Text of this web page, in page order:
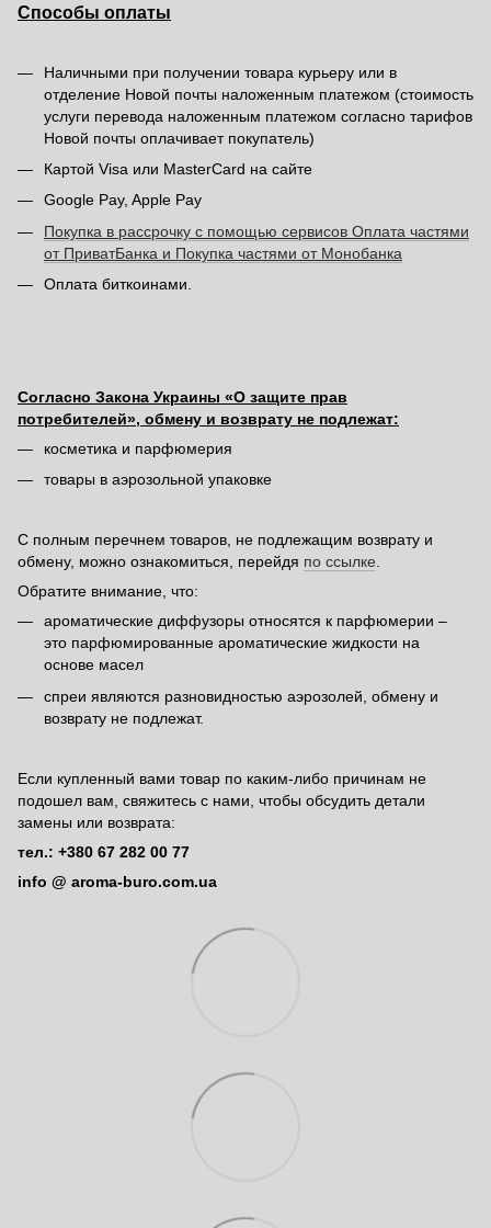
Способы оплаты
Наличными при получении товара курьеру или в
отделение Новой почты наложенным платежом (стоимость
услуги перевода наложенным платежом согласно тарифов
Новой почты оплачивает покупатель)
Картой Visa или MasterCard на сайте
Google Pay, Apple Pay
Покупка в рассрочку с помощью сервисов Оплата частями
от ПриватБанка и Покупка частями от Монобанка
Оплата биткоинами.
Согласно Закона Украины «О защите прав
потребителей», обмену и возврату не подлежат:
косметика и парфюмерия
товары в аэрозольной упаковке
С полным перечнем товаров, не подлежащим возврату и
обмену, можно ознакомиться, перейдя по ссылке.
Обратите внимание, что:
ароматические диффузоры относятся к парфюмерии –
это парфюмированные ароматические жидкости на
основе масел
спреи являются разновидностью аэрозолей, обмену и
возврату не подлежат.
Если купленный вами товар по каким-либо причинам не
подошел вам, свяжитесь с нами, чтобы обсудить детали
замены или возврата:
тел.: +380 67 282 00 77
info @ aroma-buro.com.ua